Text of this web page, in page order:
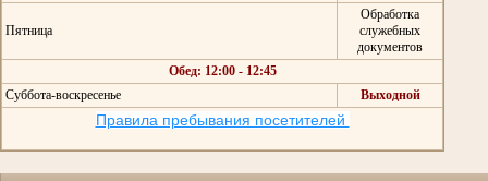
Пятница
Обработка
служебных
документов
Обед: 12:00 - 12:45
Суббота-воскресенье
Выходной
Правила пребывания посетителей